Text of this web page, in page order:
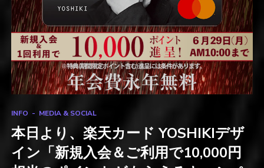
INFO MEDIA & SOCIAL
本日より、楽天カード YOSHIKIデザ
イン「新規入会＆ご利用で10,000円